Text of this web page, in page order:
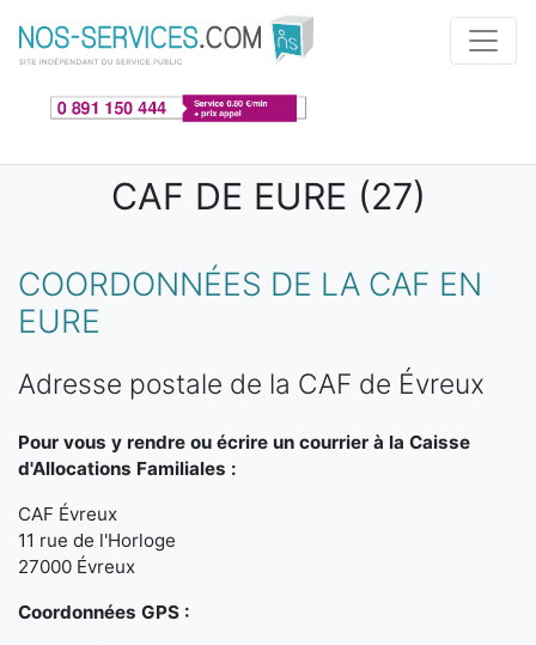
Aller au contenu principal
CAF DE EURE (27)
COORDONNÉES DE LA CAF EN
EURE
Adresse postale de la CAF de Évreux
Pour vous y rendre ou écrire un courrier à la Caisse
d'Allocations Familiales :
CAF Évreux
11 rue de l'Horloge
27000 Évreux
Coordonnées GPS :